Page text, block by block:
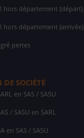
hors département (départ)
hors département (arrivée)
pertes
SOCIÉTÉ
en SAS / SASU
/ SASU en SARL
en SAS / SASU